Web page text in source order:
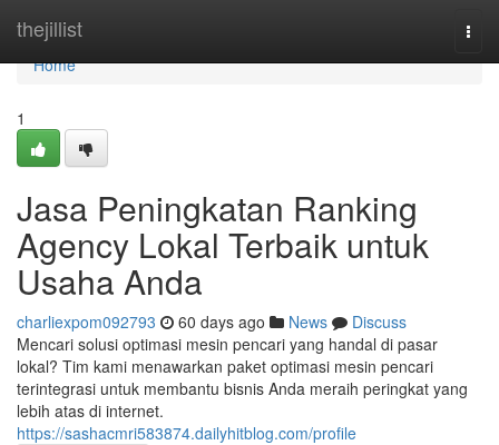
thejillist
Home
Home
1
Jasa Peningkatan Ranking
Agency Lokal Terbaik untuk
Usaha Anda
charliexpom092793 60 days ago News
Discuss
Mencari solusi optimasi mesin pencari yang handal di pasar
lokal? Tim kami menawarkan paket optimasi mesin pencari
terintegrasi untuk membantu bisnis Anda meraih peringkat yang
lebih atas di internet.
https://sashacmri583874.dailyhitblog.com/profile